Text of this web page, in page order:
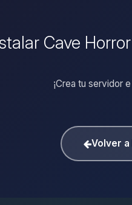
Cave
¡Crea tu servidor
Volver